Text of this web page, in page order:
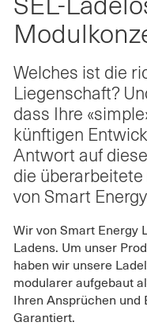
SEL-
Welches ist die
Liegenschaft?
dass Ihre
künftigen
Antwort auf
die
von Smart
Wir von Smart Energy
Ladens. Um unser
haben wir unsere
modularer aufgebaut
Ihren Ansprüchen
Garantiert.